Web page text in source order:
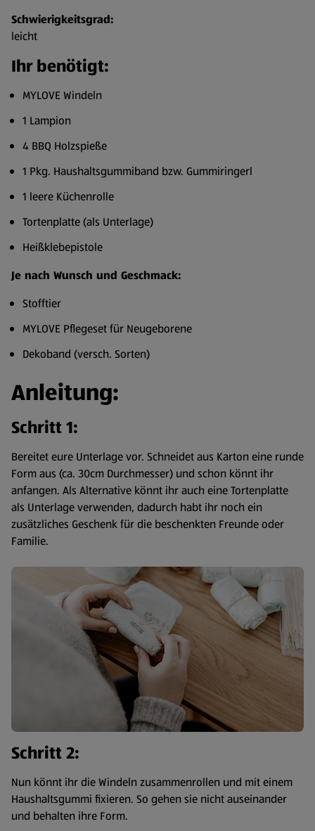
Schwierigkeitsgrad:
leicht
Ihr benötigt:
MYLOVE Windeln
1 Lampion
4 BBQ Holzspieße
1 Pkg. Haushaltsgummiband bzw. Gummiringerl
1 leere Küchenrolle
Tortenplatte (als Unterlage)
Heißklebepistole
Je nach Wunsch und Geschmack:
Stofftier
MYLOVE Pflegeset für Neugeborene
Dekoband (versch. Sorten)
Anleitung:
Schritt 1:
Bereitet eure Unterlage vor. Schneidet aus Karton eine runde
Form aus (ca. 30cm Durchmesser) und schon könnt ihr
anfangen. Als Alternative könnt ihr auch eine Tortenplatte
als Unterlage verwenden, dadurch habt ihr noch ein
zusätzliches Geschenk für die beschenkten Freunde oder
Familie.
Schritt 2:
Nun könnt ihr die Windeln zusammenrollen und mit einem
Haushaltsgummi fixieren. So gehen sie nicht auseinander
und behalten ihre Form.